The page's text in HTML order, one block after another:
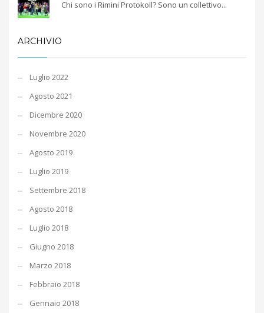
Chi sono i Rimini Protokoll? Sono un collettivo...
ARCHIVIO
Luglio 2022
Agosto 2021
Dicembre 2020
Novembre 2020
Agosto 2019
Luglio 2019
Settembre 2018
Agosto 2018
Luglio 2018
Giugno 2018
Marzo 2018
Febbraio 2018
Gennaio 2018